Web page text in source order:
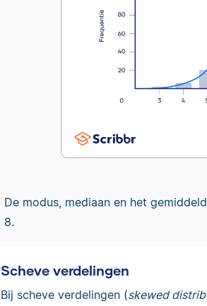
De modus, mediaan en het
8.
Scheve verdelingen
Bij scheve verdelingen (skewed